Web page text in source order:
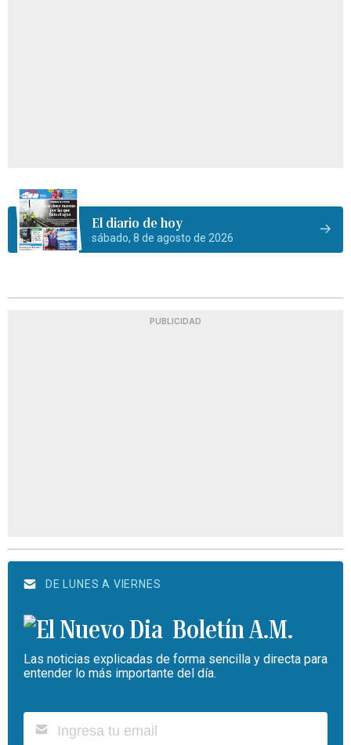
El diario de hoy
sábado, 8 de agosto de 2026
PUBLICIDAD
DE LUNES A VIERNES
Boletín A.M.
Las noticias explicadas de forma sencilla y directa para
entender lo más importante del día.